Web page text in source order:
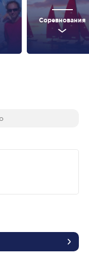
Соревнования